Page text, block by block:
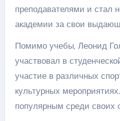
преподавателями и стал
академии за свои
Помимо учебы, Леонид
участвовал в
участие в различных
культурных
популярным среди своих